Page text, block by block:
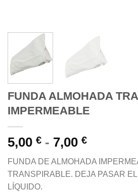
FUNDA ALMOHADA
IMPERMEABLE
5,00 € - 7,00 €Rango
de
precios:
desde
FUNDA DE ALMOHADA
TRANSPIRABLE. DEJA PASAR
LÍQUIDO.